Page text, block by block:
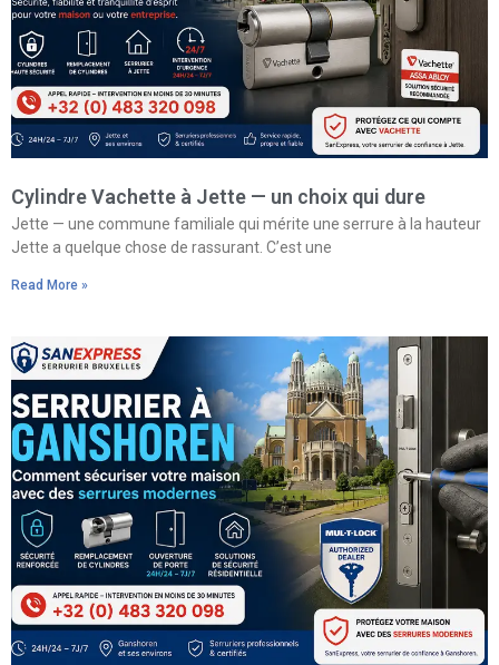
Cylindre Vachette à Jette — un choix qui dure
Jette — une commune familiale qui mérite une serrure à la hauteur
Jette a quelque chose de rassurant. C’est une
Read More »